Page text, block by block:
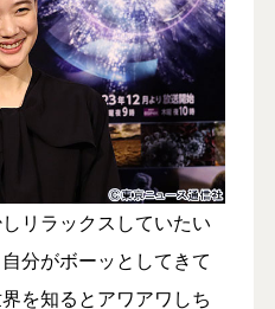
リラックスしていたい
分がボーッとしてきて
を知るとアワアワしち